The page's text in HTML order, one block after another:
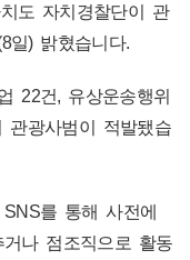
도 자치경찰단이 관
일) 밝혔습니다.
22건, 유상운송행위
관광사범이 적발됐습
를 통해 사전에
나 점조직으로 활동